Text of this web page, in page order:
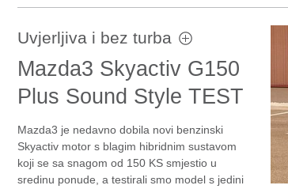
Uvjerljiva i bez turba
Mazda3 Skyactiv G150
Plus Sound Style TEST
Mazda3 je nedavno dobila novi benzinski
Skyactiv motor s blagim hibridnim sustavom
koji se sa snagom od 150 KS smjestio u
sredinu ponude, a testirali smo model s jedini